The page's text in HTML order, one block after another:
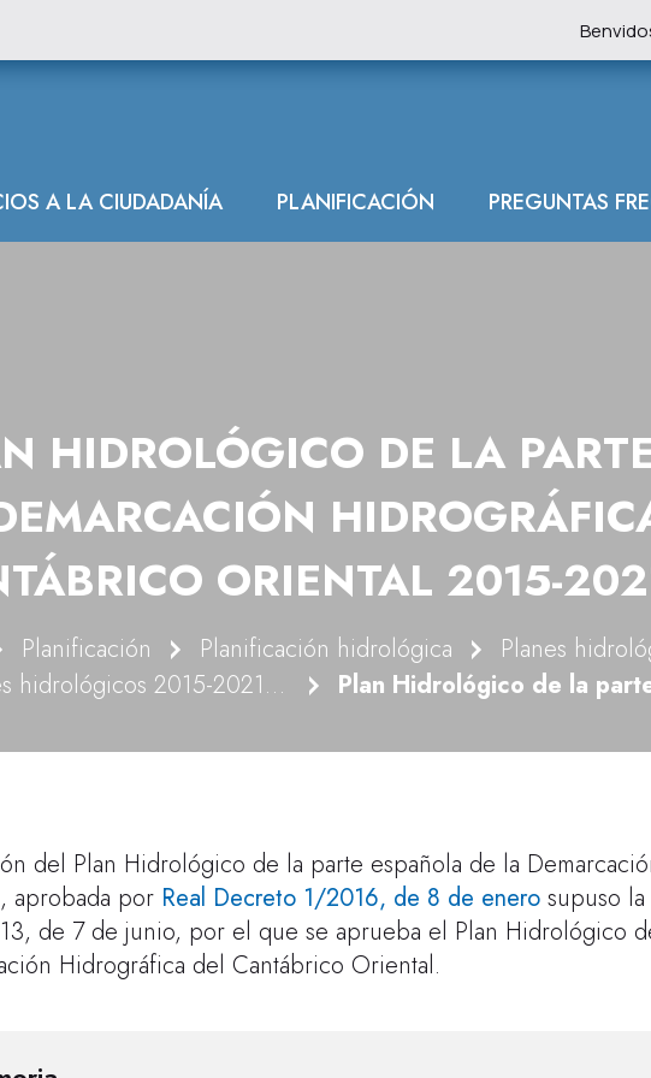
A LA CIUDADANÍA PLANIFICACIÓN PREGUNTAS
la parte
HIDROLÓGICO DE LA
ORIENTAL 2015-
Planificación Planificación hidrológica
Planes
Planes hidrológicos 2015-2021 (derogados)
del Plan Hidrológico de la parte española de la
aprobada por Real Decreto 1/2016, de 8 de enero supuso
de 7 de junio, por el que se aprueba el Plan Hidrológico
Hidrográfica del Cantábrico Oriental.